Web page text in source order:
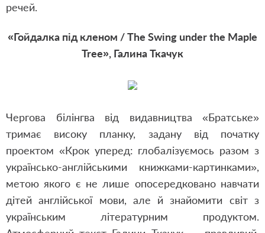
речей.
«Гойдалка під кленом / The Swing under the Maple
Tree», Галина Ткачук
Чергова білінгва від видавництва «Братське»
тримає високу планку, задану від початку
проектом «Крок уперед: глобалізуємось разом з
українсько-англійськими книжками-картинками»,
метою якого є не лише опосередковано навчати
дітей англійської мови, але й знайомити світ з
українським літературним продуктом.